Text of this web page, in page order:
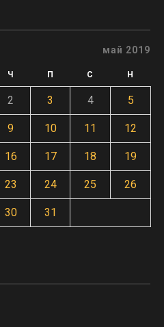
май 2019
Ч П С Н
2 3 4 5
9 10 11 12
16 17 18 19
23 24 25 26
30 31